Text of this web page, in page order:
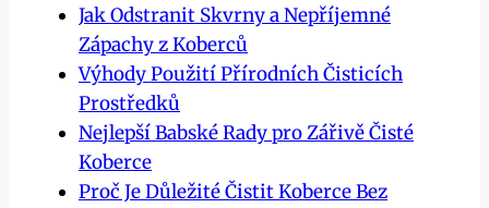
Jak Odstranit Skvrny a Nepříjemné
Zápachy z Koberců
Výhody Použití Přírodních Čisticích
Prostředků
Nejlepší Babské Rady pro Zářivě Čisté
Koberce
Proč Je Důležité Čistit Koberce Bez